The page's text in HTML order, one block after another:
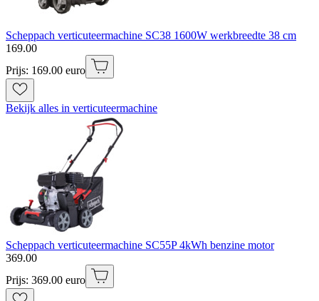
Scheppach verticuteermachine SC38 1600W werkbreedte 38 cm
169.00
Prijs: 169.00 euro
Bekijk alles in verticuteermachine
Scheppach verticuteermachine SC55P 4kWh benzine motor
369.00
Prijs: 369.00 euro